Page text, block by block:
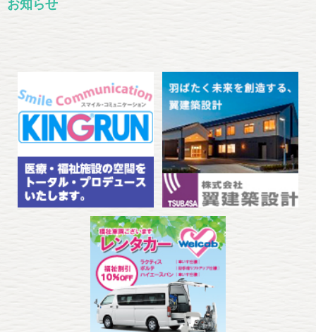
お知らせ